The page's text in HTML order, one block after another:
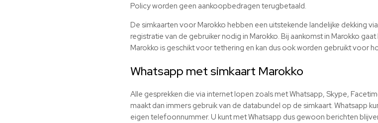
Policy worden geen aankoopbedragen terugbetaald.
De simkaarten voor Marokko hebben een uitstekende landelijke dekking
registratie van de gebruiker nodig in Marokko. Bij aankomst in Marokko
Marokko is geschikt voor tethering en kan dus ook worden gebruikt voor
Whatsapp met simkaart Marokko
Alle gesprekken die via internet lopen zoals met Whatsapp, Skype,
maakt dan immers gebruik van de databundel op de simkaart. Whatsapp
eigen telefoonnummer. U kunt met Whatsapp dus gewoon berichten